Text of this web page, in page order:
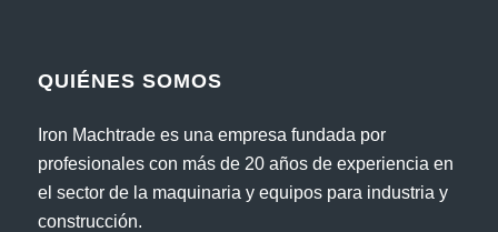
QUIÉNES SOMOS
Iron Machtrade es una empresa fundada por
profesionales con más de 20 años de experiencia en
el sector de la maquinaria y equipos para industria y
construcción.